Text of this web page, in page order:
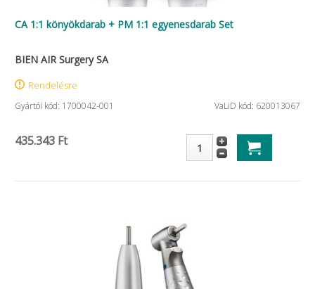
CA 1:1 könyökdarab + PM 1:1 egyenesdarab Set
BIEN AIR Surgery SA
Rendelésre
Gyártói kód: 1700042-001 VaLiD kód: 620013067
435.343 Ft